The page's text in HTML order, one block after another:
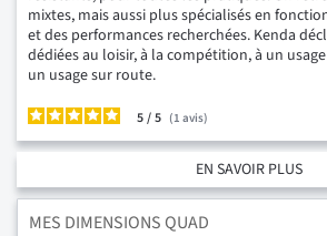
mixtes, mais aussi plus spécialisés en
et des performances recherchées. Kenda
dédiées au loisir, à la compétition, à un
un usage sur route.
5/ 1 avis
EN SAVOIR PLUS
MES DIMENSIONS QUAD